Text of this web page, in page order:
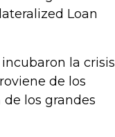
Loan
la crisis
de los
de los grandes